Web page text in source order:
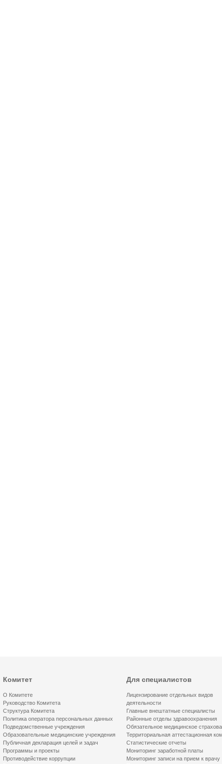
Комитет
О Комитете
Руководство Комитета
Структура Комитета
Политика оператора персональных данных
Подведомственные учреждения
Образовательные медицинские учреждения
Публичная декларация целей и задач
Программы и проекты
Противодействие коррупции
Для специалистов
Лицензирование отдельных видов
деятельности
Главные внештатные специалисты
Районные отделы здравоохранения
Обязательное медицинское
Территориальная аттестационная
Статистические отчеты
Мониторинг заработной платы
Мониторинг записи на прием к врачу